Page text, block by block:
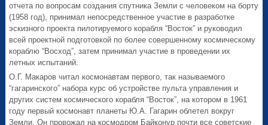
отчета по вопросам создания спутника Земли с человеком на борту
(1958 год), принимал непосредственное участие в разработке
эскизного проекта пилотируемого корабля “Восток” и руководил
всей проектной подготовкой по более совершенному космическому
кораблю “Восход”, затем принимал участие в проведении их
летных испытаний.
О.Г. Макаров читал космонавтам первого, так называемого
“гагаринского” набора курс об устройстве пульта управления и
других систем космического корабля “Восток”, на котором в 1961
году первый космонавт планеты Ю.А. Гагарин облетел вокруг
Земли. Он провожал на космодром Байконур почти все советские